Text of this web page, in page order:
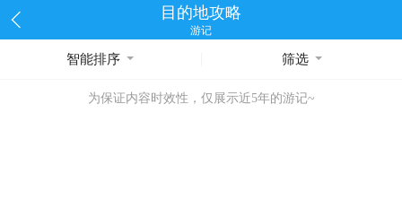
目的地攻略
游记
智能排序 筛选
为保证内容时效性，仅展示近5年的游记~